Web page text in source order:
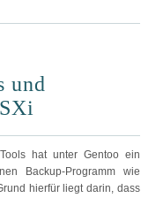
und
hat unter Gentoo ein
Backup-Programm wie
hierfür liegt darin, dass